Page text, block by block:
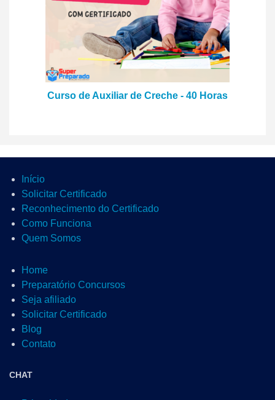
Curso de Auxiliar de Creche - 40 Horas
Início
Solicitar Certificado
Reconhecimento do Certificado
Como Funciona
Quem Somos
Home
Preparatório Concursos
Seja afiliado
Solicitar Certificado
Blog
Contato
CHAT